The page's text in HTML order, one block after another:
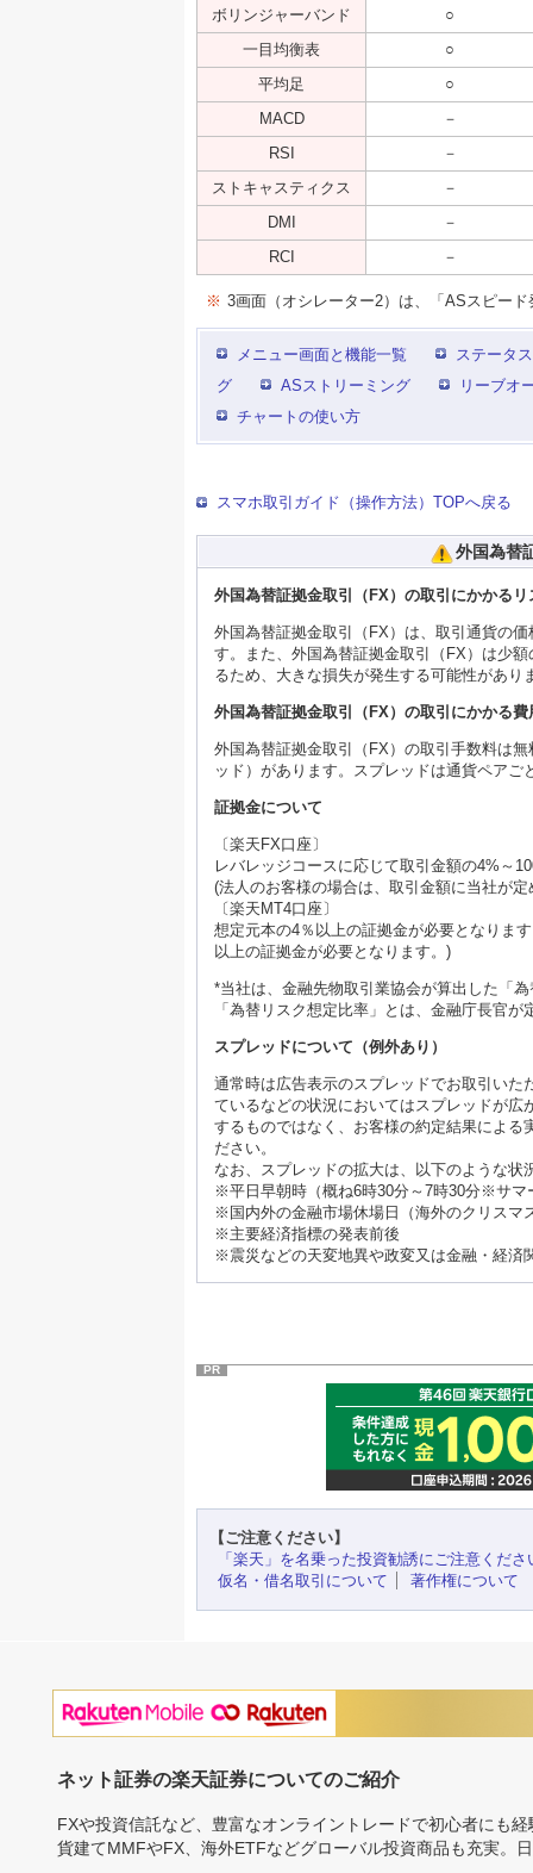
ボリンジャーバンド
○
一目均衡表
○
平均足
○
MACD
－
RSI
－
ストキャスティクス
－
DMI
－
RCI
－
※ 3画面（オシレーター2）は、「ASスピー
メニュー画面と機能一覧
ステータ
グ
ASストリーミング
リーブオ
チャートの使い方
スマホ取引ガイド（操作方法）TOPへ戻る
外国為替
外国為替証拠金取引（FX）の取引にかかるリ
外国為替証拠金取引（FX）は、取引通貨の
す。また、外国為替証拠金取引（FX）は少
るため、大きな損失が発生する可能性があ
外国為替証拠金取引（FX）の取引にかかる費
外国為替証拠金取引（FX）の取引手数料は
ッド）があります。スプレッドは通貨ペア
証拠金について
〔楽天FX口座〕
レバレッジコースに応じて取引金額の4%～
(法人のお客様の場合は、取引金額に当社が
〔楽天MT4口座〕
想定元本の4％以上の証拠金が必要となりま
以上の証拠金が必要となります。)
*当社は、金融先物取引業協会が算出した「
「為替リスク想定比率」とは、金融庁長官
スプレッドについて（例外あり）
通常時は広告表示のスプレッドでお取引い
ているなどの状況においてはスプレッドが
するものではなく、お客様の約定結果によ
ださい。
なお、スプレッドの拡大は、以下のような状
※平日早朝時（概ね6時30分～7時30分※サマ
※国内外の金融市場休場日（海外のクリスマ
※主要経済指標の発表前後
※震災などの天変地異や政変又は金融・経済
PR
【ご注意ください】
「楽天」を名乗った投資勧誘にご注意くださ
仮名・借名取引について
著作権について
ネット証券の楽天証券についてのご紹介
FXや投資信託など、豊富なオンライントレードで初心者にも
貨建てMMFやFX、海外ETFなどグローバル投資商品も充実。